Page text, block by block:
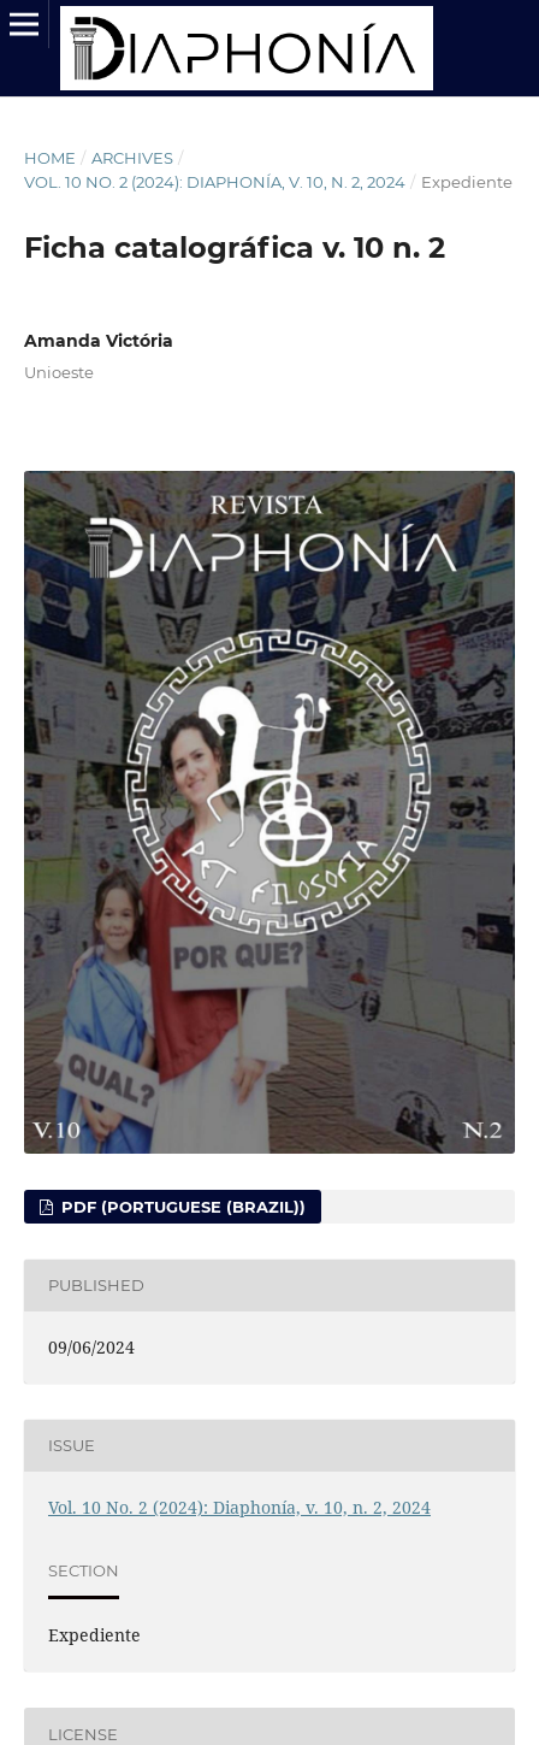
HOME / ARCHIVES /
VOL. 10 NO. 2 (2024): DIAPHONÍA, V. 10, N. 2, 2024 / Expediente
Ficha catalográfica v. 10 n. 2
Amanda Victória
Unioeste
PDF (PORTUGUESE (BRAZIL))
PUBLISHED
09/06/2024
ISSUE
Vol. 10 No. 2 (2024): Diaphonía, v. 10, n. 2, 2024
SECTION
Expediente
LICENSE